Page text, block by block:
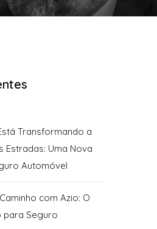
Transformando a
Estradas: Uma Nova
Automóvel
com Azio: O
para Seguro